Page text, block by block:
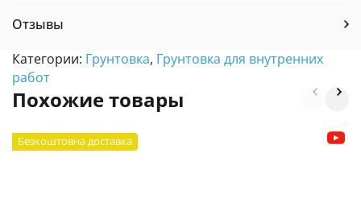
Отзывы
Категории: Грунтовка, Грунтовка для внутренних
работ
Похожие товары
Безкоштовна доставка